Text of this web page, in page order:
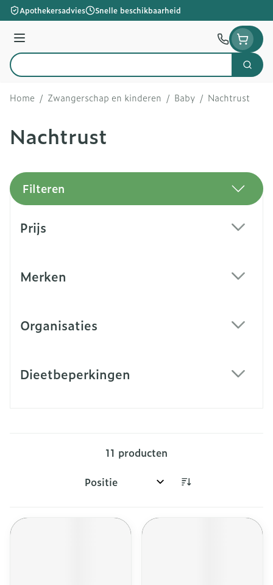
Ga naar de inhoud
Apothekersadvies Snelle beschikbaarheid
Menu
Product, merk, categorie...
Zoek
Home / Zwangerschap en kinderen / Baby / Nachtrust
Nachtrust
Filteren
Prijs
Merken
Organisaties
Dieetbeperkingen
11 producten
Sorteer op: